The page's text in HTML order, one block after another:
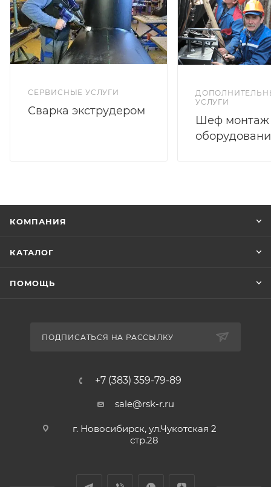
СЕРВИСНЫЕ УСЛУГИ
Сварка экструдером
УСЛУГИ
Шеф монтаж
КОМПАНИЯ
КАТАЛОГ
ПОМОЩЬ
ПОДПИСАТЬСЯ НА РАССЫЛКУ
+7 (383) 359-79-89
sale@rsk-r.ru
г. Новосибирск, ул.Чукотская 2
стр.28